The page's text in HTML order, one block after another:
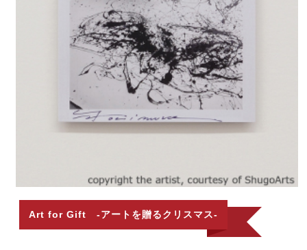
Art for Gift -アートを贈るクリスマス-